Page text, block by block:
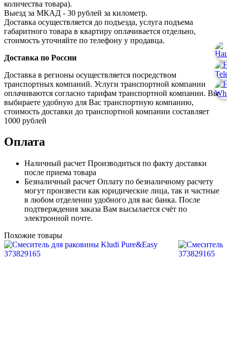
количества товара).
Выезд за МКАД - 30 рублей за километр.
Доставка осуществляется до подъезда, услуга подъема
габаритного товара в квартиру оплачивается отдельно,
стоимость уточняйте по телефону у продавца.
Доставка по России
Доставка в регионы осуществляется посредством
транспортных компаний. Услуги транспортной компании
оплачиваются согласно тарифам транспортной компании. Вы
выбираете удобную для Вас транспортную компанию,
стоимость доставки до транспортной компании составляет
1000 рублей
Оплата
Наличный расчет Производиться по факту доставки
после приема товара
Безналичный расчет Оплату по безналичному расчету
могут произвести как юридические лица, так и частные
в любом отделении удобного для вас банка. После
подтверждения заказа Вам высылается счёт по
электронной почте.
Похожие товары